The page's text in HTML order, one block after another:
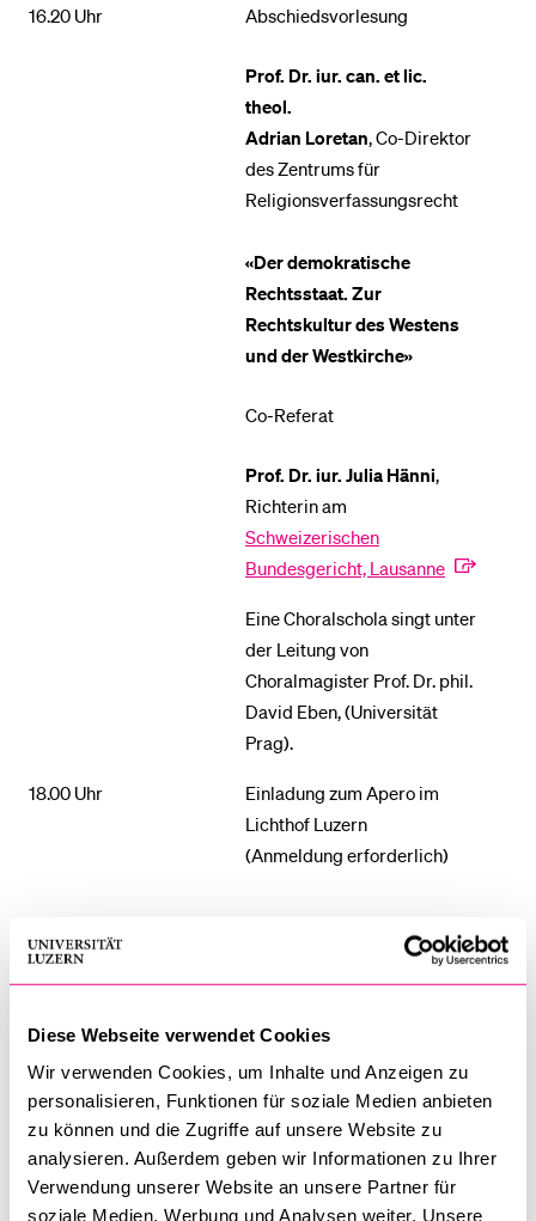
Diese Webseite verwendet Cookies
Wir verwenden Cookies, um Inhalte und Anzeigen zu
personalisieren, Funktionen für soziale Medien anbieten
zu können und die Zugriffe auf unsere Website zu
analysieren. Außerdem geben wir Informationen zu Ihrer
Verwendung unserer Website an unsere Partner für
soziale Medien, Werbung und Analysen weiter. Unsere
16.20 Uhr Abschiedsvorlesung
Prof. Dr. iur. can. et lic.
theol.
Adrian Loretan, Co-Direktor
des Zentrums für
Religionsverfassungsrecht
«Der demokratische
Rechtsstaat. Zur
Rechtskultur des Westens
und der Westkirche»
Co-Referat
Prof. Dr. iur. Julia Hänni,
Richterin am
Schweizerischen
Bundesgericht, Lausanne
Eine Choralschola singt unter
der Leitung von
Choralmagister Prof. Dr. phil.
David Eben, (Universität
Prag).
18.00 Uhr
Einladung zum Apero im
Lichthof Luzern
(Anmeldung erforderlich)
Die Veranstaltung ist öffentlich und kostenlos.
Formular.
Jetzt anmelden